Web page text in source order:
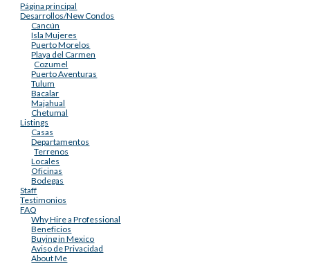
Página principal
Desarrollos/New Condos
Cancún
Isla Mujeres
Puerto Morelos
Playa del Carmen
Cozumel
Puerto Aventuras
Tulum
Bacalar
Majahual
Chetumal
Listings
Casas
Departamentos
Terrenos
Locales
Oficinas
Bodegas
Staff
Testimonios
FAQ
Why Hire a Professional
Beneficios
Buying in Mexico
Aviso de Privacidad
About Me